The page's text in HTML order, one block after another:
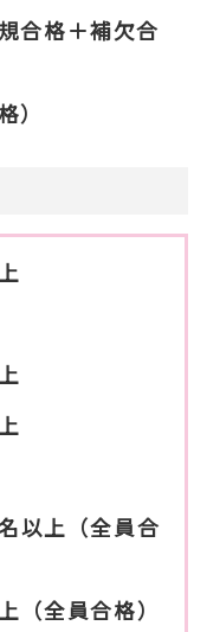
合格＋補欠合
）
以上（全員合
（全員合格）